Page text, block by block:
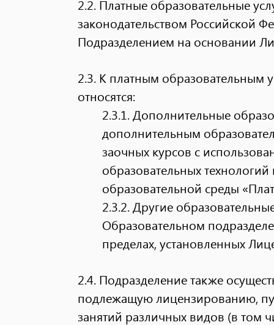
2.2. Платные образовательные
законодательством Российской
Подразделением на основании
2.3. К платным образовательным
относятся:
2.3.1. Дополнительные
дополнительным
заочных курсов с
образовательных
образовательной среды
2.3.2. Другие
Образовательном
пределах, установленных
2.4. Подразделение также
подлежащую лицензированию,
занятий различных видов (в том